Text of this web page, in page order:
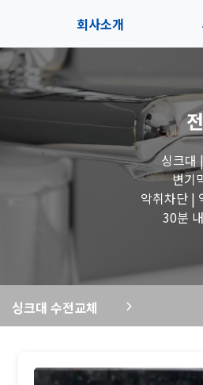
회사소개
오시는길
싱크대
변기
악취차단 |
30분
싱크대 수전교체